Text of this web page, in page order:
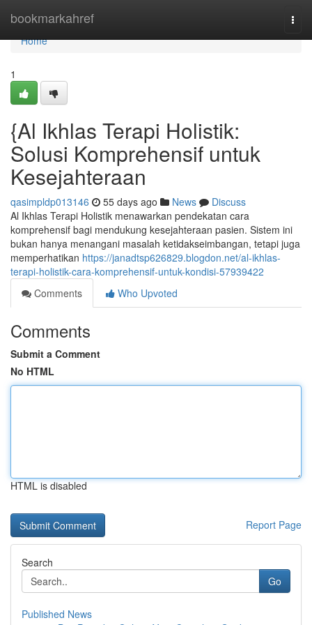
bookmarkahref
Home
Home
1
{Al Ikhlas Terapi Holistik:
Solusi Komprehensif untuk
Kesejahteraan
qasimpldp013146 55 days ago News
Discuss
Al Ikhlas Terapi Holistik menawarkan pendekatan cara
komprehensif bagi mendukung kesejahteraan pasien. Sistem ini
bukan hanya menangani masalah ketidakseimbangan, tetapi juga
memperhatikan https://janadtsp626829.blogdon.net/al-ikhlas-
terapi-holistik-cara-komprehensif-untuk-kondisi-57939422
Comments
Who Upvoted
Comments
Submit a Comment
No HTML
HTML is disabled
Report Page
Search
Go
Published News